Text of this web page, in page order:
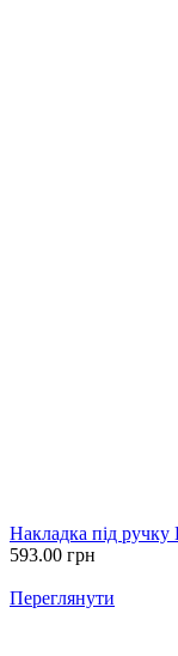
Накладка під
593.00 грн
Переглянути